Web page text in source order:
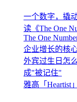
一个数字，撬
读《The One
The One
企业增长的核
外宾过生日怎
成"被记住"
雅高「Heartist